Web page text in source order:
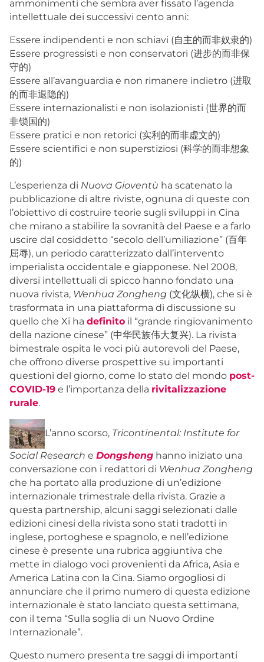
ammonimenti che sembra aver fissato l’agenda
intellettuale dei successivi cento anni:
Essere indipendenti e non schiavi (自主的而非奴隶的)
Essere progressisti e non conservatori (进步的而非保
守的)
Essere all’avanguardia e non rimanere indietro (进取
的而非退隐的)
Essere internazionalisti e non isolazionisti (世界的而
非锁国的)
Essere pratici e non retorici (实利的而非虚文的)
Essere scientifici e non superstiziosi (科学的而非想象
的)
L’esperienza di Nuova Gioventù ha scatenato la
pubblicazione di altre riviste, ognuna di queste con
l’obiettivo di costruire teorie sugli sviluppi in Cina
che mirano a stabilire la sovranità del Paese e a farlo
uscire dal cosiddetto “secolo dell’umiliazione” (百年
屈辱), un periodo caratterizzato dall’intervento
imperialista occidentale e giapponese. Nel 2008,
diversi intellettuali di spicco hanno fondato una
nuova rivista, Wenhua Zongheng (文化纵横), che si è
trasformata in una piattaforma di discussione su
quello che Xi ha definito il “grande ringiovanimento
della nazione cinese” (中华民族伟大复兴). La rivista
bimestrale ospita le voci più autorevoli del Paese,
che offrono diverse prospettive su importanti
questioni del giorno, come lo stato del mondo post-
COVID-19 e l’importanza della rivitalizzazione
rurale.
L’anno scorso, Tricontinental: Institute for
Social Research e Dongsheng hanno iniziato una
conversazione con i redattori di Wenhua Zongheng
che ha portato alla produzione di un’edizione
internazionale trimestrale della rivista. Grazie a
questa partnership, alcuni saggi selezionati dalle
edizioni cinesi della rivista sono stati tradotti in
inglese, portoghese e spagnolo, e nell’edizione
cinese è presente una rubrica aggiuntiva che
mette in dialogo voci provenienti da Africa, Asia e
America Latina con la Cina. Siamo orgogliosi di
annunciare che il primo numero di questa edizione
internazionale è stato lanciato questa settimana,
con il tema “Sulla soglia di un Nuovo Ordine
Internazionale”.
Questo numero presenta tre saggi di importanti